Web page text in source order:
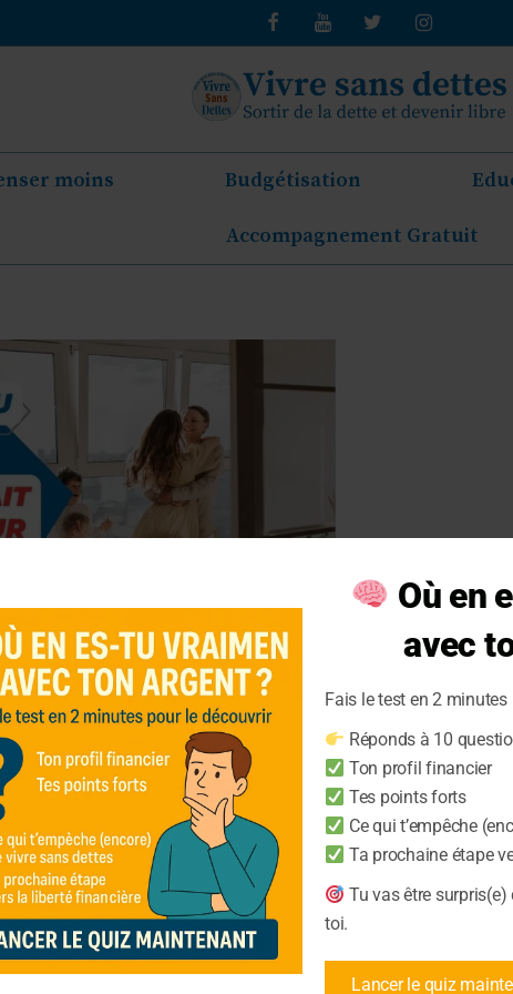
moins Budgétisation
Accompagnement Gratuit
ne fait pas
Doe
L’argent ne fait pas le bonheur,
quête du vrai bonheur au-delà des
financiers
Où en
avec
Fais le test en 2 minutes
Réponds à 10
Ton profil financier
Tes points forts
Ce qui t’empêche
Ta prochaine étape
Tu vas être
toi.
Lancer le quiz